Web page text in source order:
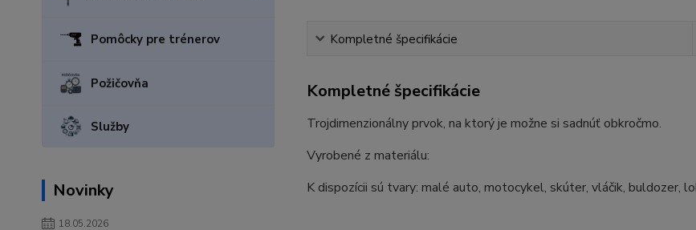
Pomôcky pre trénerov
Požičovňa
Služby
Novinky
18.05.2026
Kompletné špecifikácie
Kompletné špecifikácie
Trojdimenzionálny prvok, na ktorý je možne si sadnúť obkročmo.
Vyrobené z materiálu:
K dispozícii sú tvary: malé auto, motocykel, skúter, vláčik, buldozer,